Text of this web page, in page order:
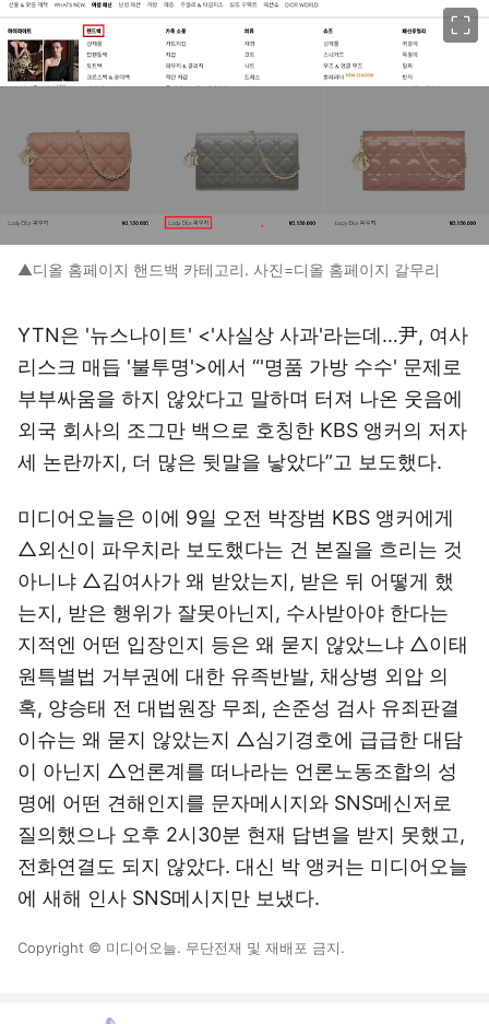
▲디올 홈페이지 핸드백 카테고리. 사진=디올 홈페이지 갈무리
YTN은 '뉴스나이트' <'사실상 사과'라는데…尹, 여사
리스크 매듭 '불투명'>에서 “'명품 가방 수수' 문제로
부부싸움을 하지 않았다고 말하며 터져 나온 웃음에
외국 회사의 조그만 백으로 호칭한 KBS 앵커의 저자
세 논란까지, 더 많은 뒷말을 낳았다”고 보도했다.
미디어오늘은 이에 9일 오전 박장범 KBS 앵커에게
△외신이 파우치라 보도했다는 건 본질을 흐리는 것
아니냐 △김여사가 왜 받았는지, 받은 뒤 어떻게 했
는지, 받은 행위가 잘못아닌지, 수사받아야 한다는
지적엔 어떤 입장인지 등은 왜 묻지 않았느냐 △이태
원특별법 거부권에 대한 유족반발, 채상병 외압 의
혹, 양승태 전 대법원장 무죄, 손준성 검사 유죄판결
이슈는 왜 묻지 않았는지 △심기경호에 급급한 대담
이 아닌지 △언론계를 떠나라는 언론노동조합의 성
명에 어떤 견해인지를 문자메시지와 SNS메신저로
질의했으나 오후 2시30분 현재 답변을 받지 못했고,
전화연결도 되지 않았다. 대신 박 앵커는 미디어오늘
에 새해 인사 SNS메시지만 보냈다.
Copyright © 미디어오늘. 무단전재 및 재배포 금지.